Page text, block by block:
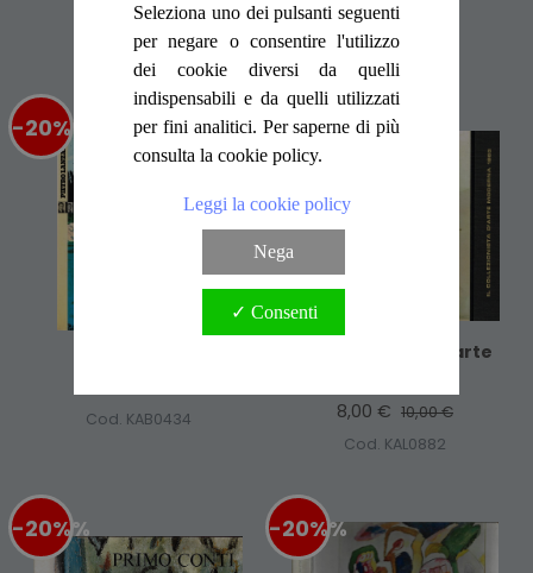
Articoli suggeriti
-20%%
Cod. KAB0434
-20%%
Il Collezionista D'arte
8,00 € 10,00 €
Cod. KAL0882
-20%% -20%%
Seleziona uno dei pulsanti seguenti
per negare o consentire l'utilizzo
dei cookie diversi da quelli
indispensabili e da quelli utilizzati
per fini analitici. Per saperne di più
consulta la cookie policy.
Leggi la cookie policy
Nega
✓ Consenti